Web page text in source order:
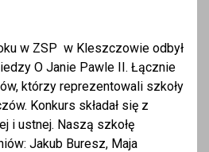
w ZSP w Kleszczowie odbył
O Janie Pawle II. Łącznie
którzy reprezentowali szkoły
Konkurs składał się z
i ustnej. Naszą szkołę
Jakub Buresz, Maja